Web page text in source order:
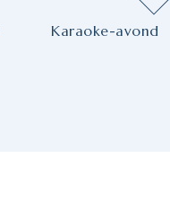
Karaoke-avond